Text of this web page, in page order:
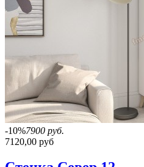
-10%7900 руб.
7120,00 руб